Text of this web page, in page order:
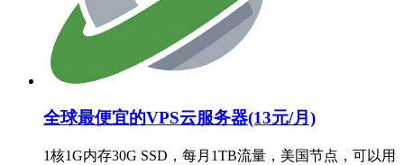
全球最便宜的VPS云服务器(13元/月)
1核1G内存30G SSD，每月1TB流量，美国节点，可以用